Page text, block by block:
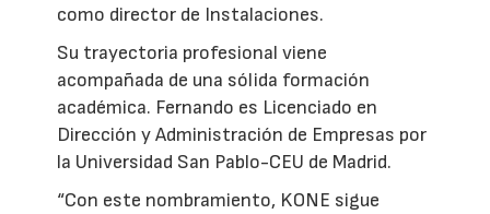
como director de Instalaciones.
Su trayectoria profesional viene
acompañada de una sólida formación
académica. Fernando es Licenciado en
Dirección y Administración de Empresas por
la Universidad San Pablo-CEU de Madrid.
“Con este nombramiento, KONE sigue